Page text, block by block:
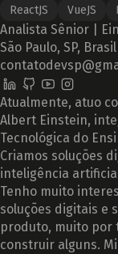
ReactJS VueJS
Analista Sênior |
São Paulo, SP, Brasil
Atualmente, atuo
Albert Einstein,
Tecnológica do
Criamos soluções
inteligência
Tenho muito
soluções digitais e
produto, muito por
construir alguns.